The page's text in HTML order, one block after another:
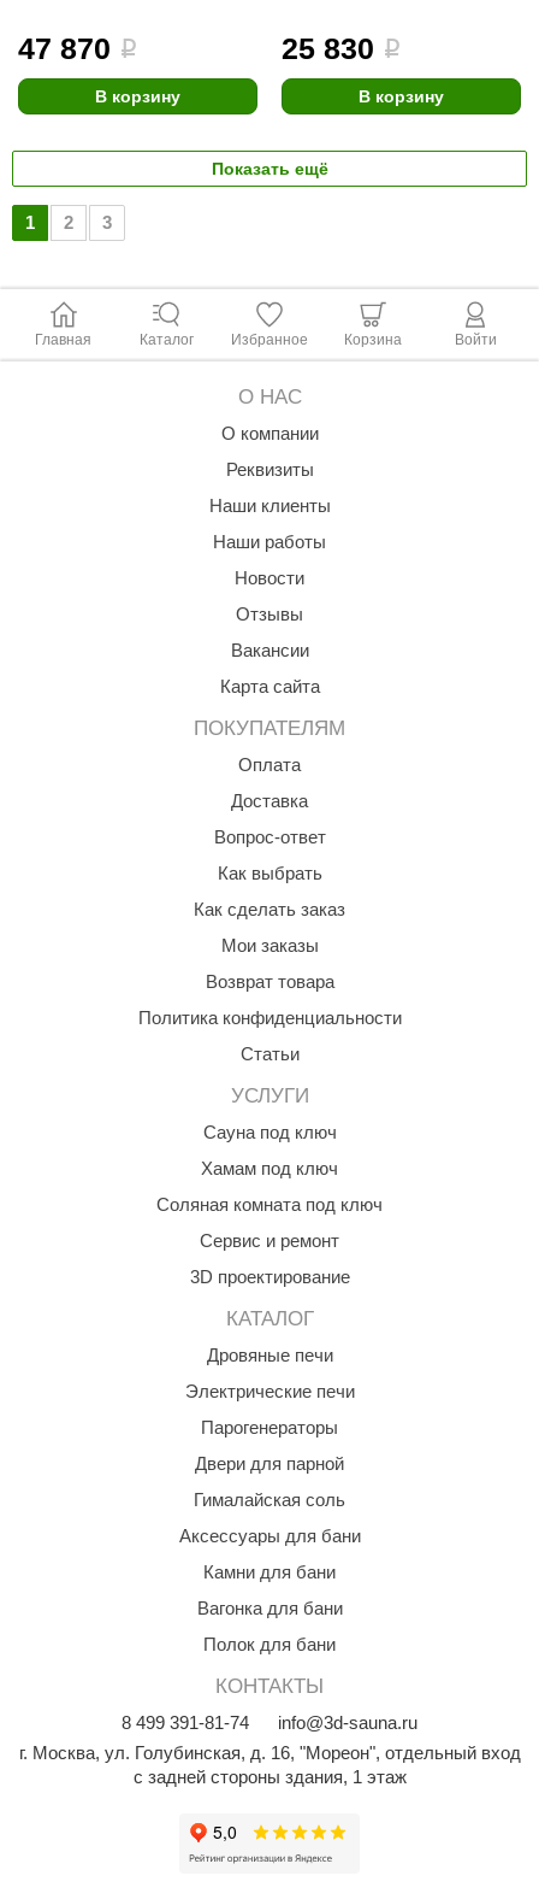
47 870 i
В корзину
25 830 i
В корзину
Показать ещё
1 2 3
Главная Каталог Избранное Корзина Войти
О НАС
О компании
Реквизиты
Наши клиенты
Наши работы
Новости
Отзывы
Вакансии
Карта сайта
ПОКУПАТЕЛЯМ
Оплата
Доставка
Вопрос-ответ
Как выбрать
Как сделать заказ
Мои заказы
Возврат товара
Политика конфиденциальности
Статьи
УСЛУГИ
Сауна под ключ
Хамам под ключ
Соляная комната под ключ
Сервис и ремонт
3D проектирование
КАТАЛОГ
Дровяные печи
Электрические печи
Парогенераторы
Двери для парной
Гималайская соль
Аксессуары для бани
Камни для бани
Вагонка для бани
Полок для бани
КОНТАКТЫ
8 499 391-81-74
info@3d-sauna.ru
г. Москва, ул. Голубинская, д. 16, "Мореон", отдельный вход
с задней стороны здания, 1 этаж